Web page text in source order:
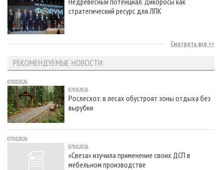
стратегический ресурс для ЛПК
Смотреть все
РЕКОМЕНДУЕМЫЕ НОВОСТИ
07.08.2026
07.08.2026
Рослесхоз: в лесах обустроят зоны отдыха без
вырубки
07.08.2026
07.08.2026
«Свеза» изучила применение своих ДСП в
мебельном производстве